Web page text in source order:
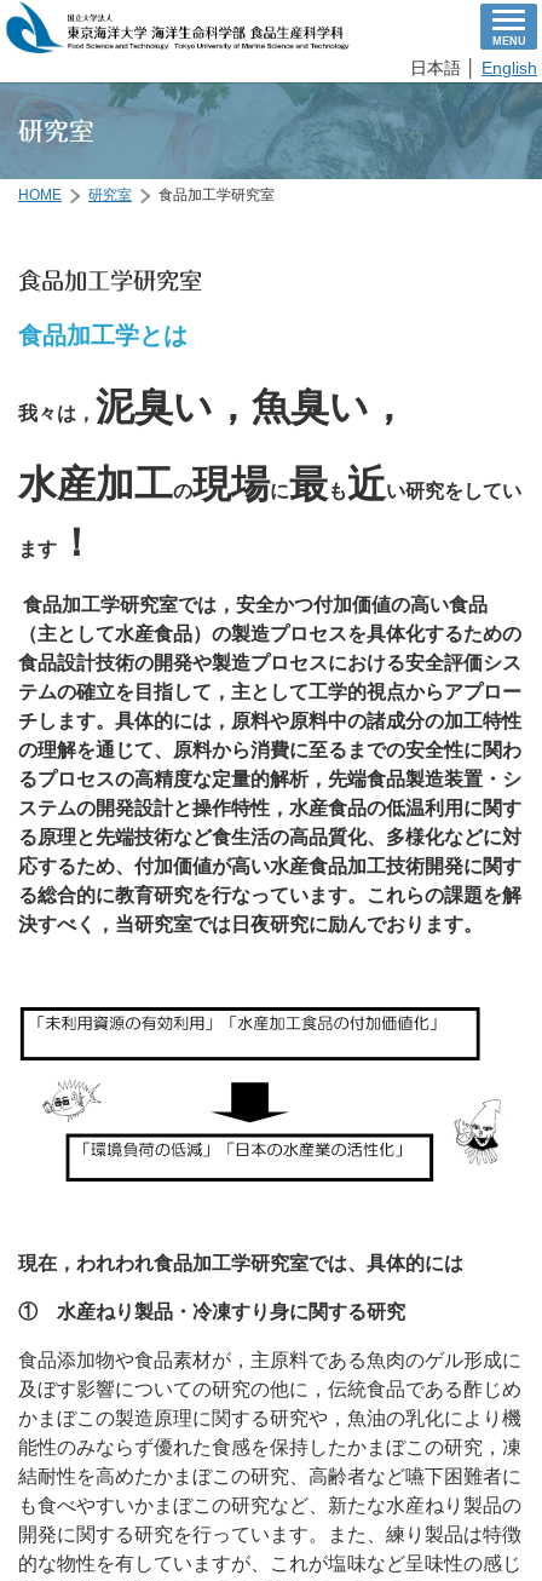
MENU
日本語 │ English
研究室
HOME 研究室 食品加工学研究室
食品加工学研究室
食品加工学とは
我々は， 泥臭い，魚臭い，
水産加工の現場に最も近い研究をしてい
ます ！
食品加工学研究室では，安全かつ付加価値の高い食品
（主として水産食品）の製造プロセスを具体化するための
食品設計技術の開発や製造プロセスにおける安全評価シス
テムの確立を目指して，主として工学的視点からアプロー
チします。具体的には，原料や原料中の諸成分の加工特性
の理解を通じて、原料から消費に至るまでの安全性に関わ
るプロセスの高精度な定量的解析，先端食品製造装置・シ
ステムの開発設計と操作特性，水産食品の低温利用に関す
る原理と先端技術など食生活の高品質化、多様化などに対
応するため、付加価値が高い水産食品加工技術開発に関す
る総合的に教育研究を行なっています。これらの課題を解
決すべく，当研究室では日夜研究に励んでおります。
現在，われわれ食品加工学研究室では、具体的には
① 水産ねり製品・冷凍すり身に関する研究
食品添加物や食品素材が，主原料である魚肉のゲル形成に
及ぼす影響についての研究の他に，伝統食品である酢じめ
かまぼこの製造原理に関する研究や，魚油の乳化により機
能性のみならず優れた食感を保持したかまぼこの研究，凍
結耐性を高めたかまぼこの研究、高齢者など嚥下困難者に
も食べやすいかまぼこの研究など、新たな水産ねり製品の
開発に関する研究を行っています。また、練り製品は特徴
的な物性を有していますが、これが塩味など呈味性の感じ